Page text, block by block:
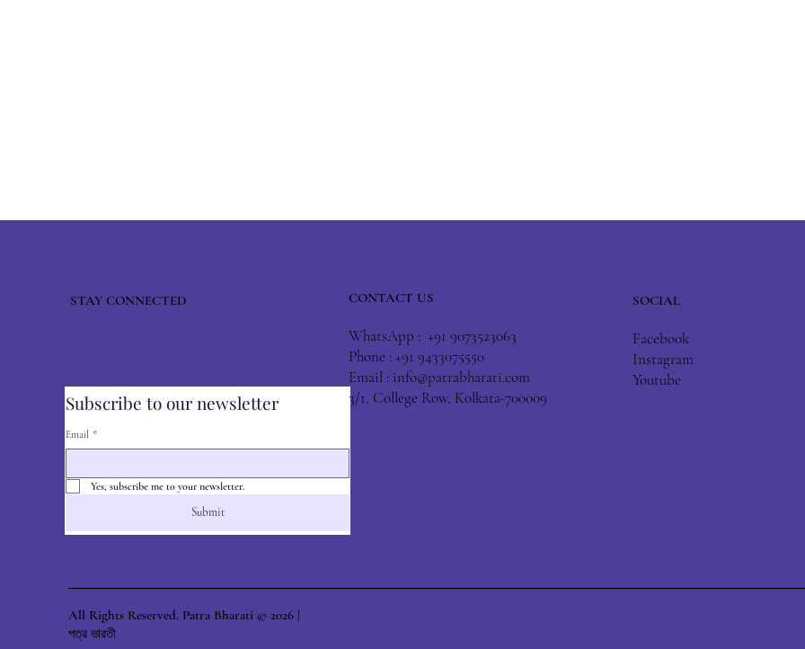
Subscribe to our newsletter
Email *
Yes, subscribe me to your newsletter.
Submit
STAY CONNECTED CONTACT US
WhatsApp : +91 9073523063
Phone : +91 9433075550
Email : info@patrabharati.com
3/1, College Row, Kolkata-700009
SOCIAL
Facebook
Instagram
Youtube
All Rights Reserved. Patra Bharati © 2026 |
পত্র ভারতী